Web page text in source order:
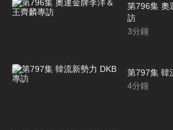
第796集 奧
訪
3分鐘
第797集 韓
4分鐘